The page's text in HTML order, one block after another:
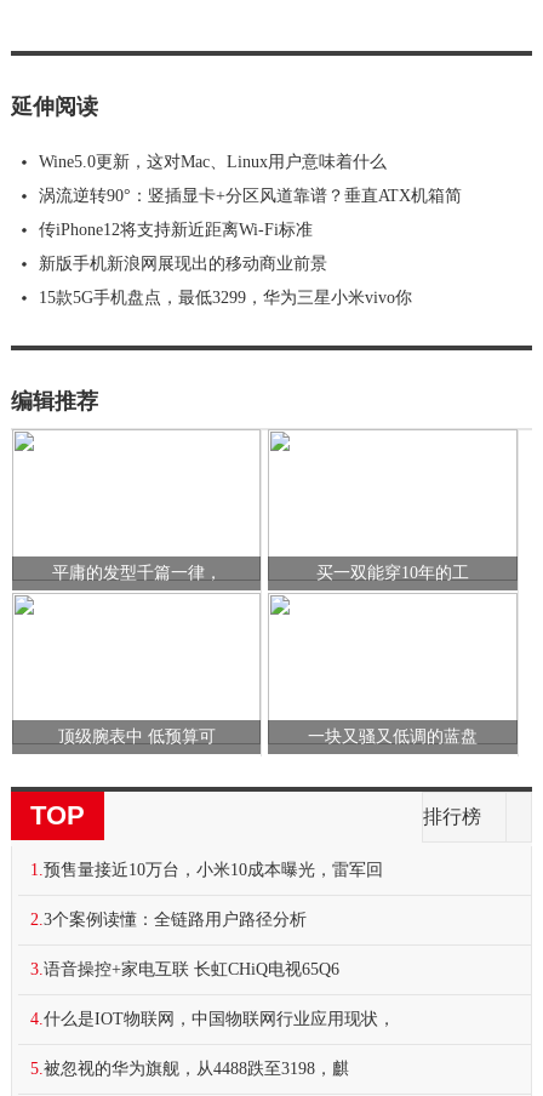
延伸阅读
Wine5.0更新，这对Mac、Linux用户意味着什么
涡流逆转90°：竖插显卡+分区风道靠谱？垂直ATX机箱简
传iPhone12将支持新近距离Wi-Fi标准
新版手机新浪网展现出的移动商业前景
15款5G手机盘点，最低3299，华为三星小米vivo你
编辑推荐
平庸的发型千篇一律， 买一双能穿10年的工
顶级腕表中 低预算可 一块又骚又低调的蓝盘
TOP 排行榜
1. 预售量接近10万台，小米10成本曝光，雷军回
2. 3个案例读懂：全链路用户路径分析
3. 语音操控+家电互联 长虹CHiQ电视65Q6
4. 什么是IOT物联网，中国物联网行业应用现状，
5. 被忽视的华为旗舰，从4488跌至3198，麒